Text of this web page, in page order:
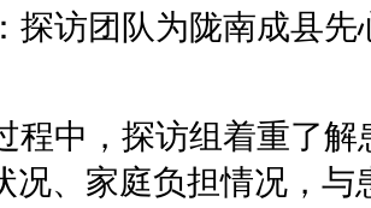
探访团队为陇南成县
程中，探访组着重了
况、家庭负担情况，与